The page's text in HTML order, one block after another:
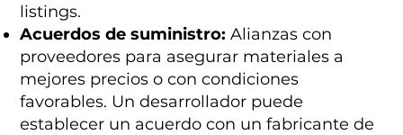
listings.
Acuerdos de suministro: Alianzas con
proveedores para asegurar materiales a
mejores precios o con condiciones
favorables. Un desarrollador puede
establecer un acuerdo con un fabricante de